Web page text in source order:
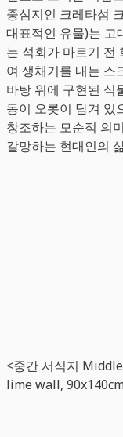
중심지인 크레타섬
대표적인 유물)는 고
는 석회가 마르기 전
여 생채기를 내는 스
바탕 위에 구현된 식
동이 오롯이 담겨 있
창조하는 모순적 의
갈망하는 현대인의
<중간 서식지
lime wall,